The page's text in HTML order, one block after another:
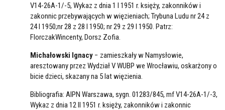
V14-26A-1/-5, Wykaz z dnia 1 I 1951 r. księży, zakonników i
zakonnic przebywających w więzieniach; Trybuna Ludu nr 24 z
24 I 1950;nr 28 z 28 I 1950; nr 29 z 29 I 1950. Patrz:
FlorczakWincenty, Dorsz Zofia.
Michałowski Ignacy − zamieszkały w Namysłowie,
aresztowany przez Wydział V WUBP we Wrocławiu, oskarżony o
bicie dzieci, skazany na 5 lat więzienia.
Bibliografia: AIPN Warszawa, sygn. 01283/845, mf V14-26A-1/-3,
Wykaz z dnia 12 II 1951 r. księży, zakonników i zakonnic